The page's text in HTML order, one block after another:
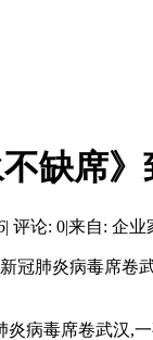
缺席》
| 评论: 0|来自: 企业
肺炎病毒席卷武
毒席卷武汉,一